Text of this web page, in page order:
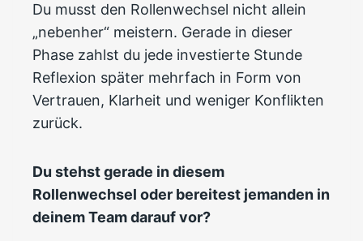
Du musst den Rollenwechsel nicht allein
„nebenher“ meistern. Gerade in dieser
Phase zahlst du jede investierte Stunde
Reflexion später mehrfach in Form von
Vertrauen, Klarheit und weniger Konflikten
zurück.
Du stehst gerade in diesem
Rollenwechsel oder bereitest jemanden in
deinem Team darauf vor?